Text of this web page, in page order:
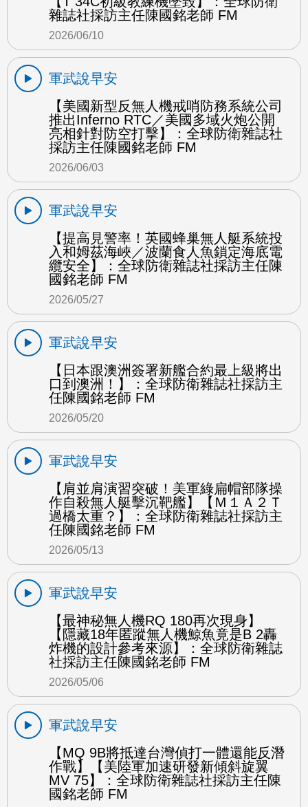
雜誌社採訪主任陳國銘老師 FM
2026/06/10
軍武說早安
【美國新型反無人機戒哨防務系統公司
推出Inferno RTC／美國多域火炮公開
亮相針對防空打擊】：全球防衛雜誌社
採訪主任陳國銘老師 FM
2026/06/03
軍武說早安
【提高見警率！英國蜂巢無人艇系統投
入和姆茲海峽／波蘭食人魚鎖定海底電
纜安全】：全球防衛雜誌社採訪主任陳
國銘老師 FM
2026/05/27
軍武說早安
【日本跟澳洲簽署新艦合約最上級將出
口到澳洲！】：全球防衛雜誌社採訪主
任陳國銘老師 FM
2026/05/20
軍武說早安
【肩並肩演習突破！美軍綠扁帽部隊操
作自殺無人艇擊沉靶艦】【Ｍ１Ａ２Ｔ
過橋太重？】：全球防衛雜誌社採訪主
任陳國銘老師 FM
2026/05/13
軍武說早安
【最神秘無人機RQ 180再次現身】
【隱藏18年匿蹤無人機鯨魚竟是B 2轟
炸機的設計參考來源】：全球防衛雜誌
社採訪主任陳國銘老師 FM
2026/05/06
軍武說早安
【MQ 9B將抵達台灣偵打一體還能反潛
作戰】【美陸軍加速研發新傾斜旋翼
MV 75】：全球防衛雜誌社採訪主任陳
國銘老師 FM